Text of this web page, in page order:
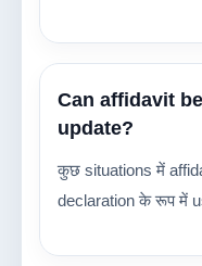
Can affidavit
update?
कुछ situations में
declaration के रूप में